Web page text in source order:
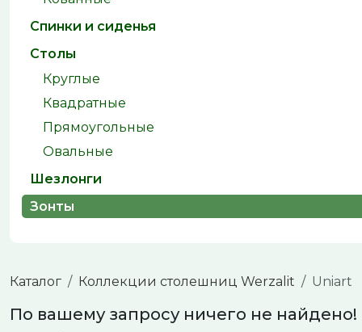
Спинки и сиденья
Столы
Круглые
Квадратные
Прямоугольные
Овальные
Шезлонги
Зонты
Каталог Коллекции столешниц Werzalit Uniart
По вашему запросу ничего не найдено!